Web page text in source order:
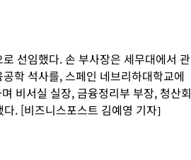
선임했다. 손 부사장은 세무대에서 관
학 석사를, 스페인 네브리하대학교에
비서실 실장, 금융정리부 부장, 청산회
. [비즈니스포스트 김예영 기자]